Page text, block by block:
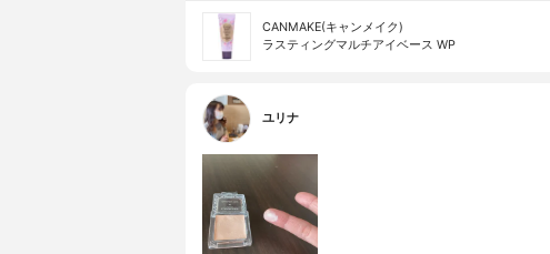
CANMAKE(キャンメイク)
ラスティングマルチアイベース WP
ユリナ